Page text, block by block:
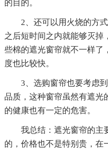
的目的。
2、还可以用火烧的方
之后短时间之内就能够灭掉
些棉的遮光窗帘就不一样了
度也比较快。
3、选购窗帘也要考虑
品质，这种窗帘虽然有遮光
的健康也有一定的危害。
我总结：遮光窗帘的主
的，价格也不是特别贵，在